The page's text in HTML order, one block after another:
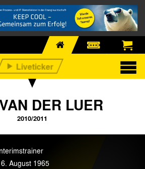
DER LUER
2010/2011
August 1965